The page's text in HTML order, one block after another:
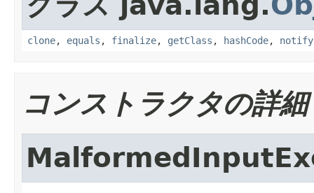
clone, equals , finalize, getClass , hashCode, notify
コンストラクタの詳細